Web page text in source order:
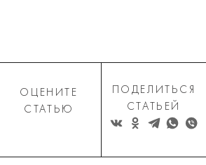
ОЦЕНИТЕ
СТАТЬЮ
ПОДЕЛИТЬСЯ
СТАТЬЕЙ